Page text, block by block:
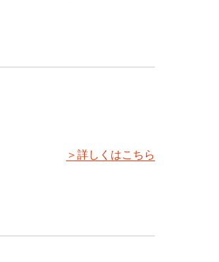
＞詳しくはこちら